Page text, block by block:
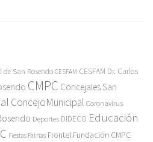
San Rosendo CESFAM CESFAM Dr. Carlos
CMPC Concejales San
ConcejoMunicipal Coronavirus
Deportes DIDECO Educación
Fiestas Patrias Frontel Fundación CMPC